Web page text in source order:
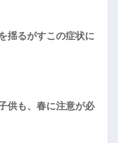
揺るがすこの症状に
供も、春に注意が必